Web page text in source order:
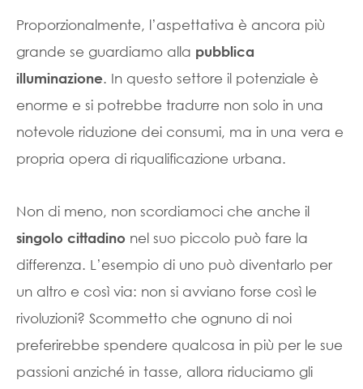
Proporzionalmente, l’aspettativa è ancora più
grande se guardiamo alla pubblica
illuminazione. In questo settore il potenziale è
enorme e si potrebbe tradurre non solo in una
notevole riduzione dei consumi, ma in una vera e
propria opera di riqualificazione urbana.
Non di meno, non scordiamoci che anche il
singolo cittadino nel suo piccolo può fare la
differenza. L’esempio di uno può diventarlo per
un altro e così via: non si avviano forse così le
rivoluzioni? Scommetto che ognuno di noi
preferirebbe spendere qualcosa in più per le sue
passioni anziché in tasse, allora riduciamo gli